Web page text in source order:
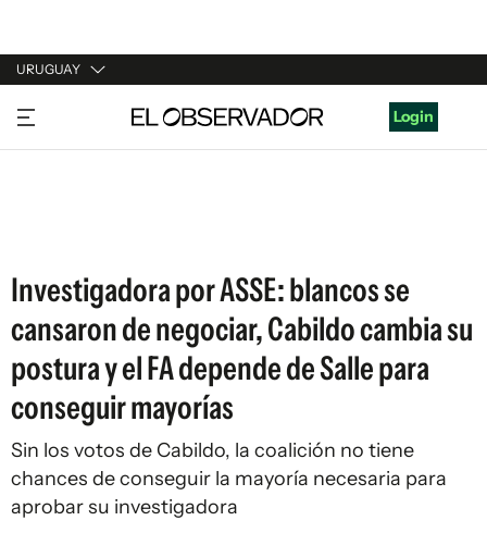
URUGUAY
URUGUAY
ARGENTINA
Login
Investigadora por ASSE: blancos se
cansaron de negociar, Cabildo cambia su
postura y el FA depende de Salle para
conseguir mayorías
Sin los votos de Cabildo, la coalición no tiene
chances de conseguir la mayoría necesaria para
aprobar su investigadora